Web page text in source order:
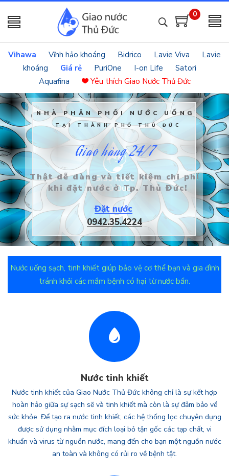
0
Vihawa Vĩnh hảo khoáng Bidrico Lavie Viva
Lavie
khoáng
Giá rẻ PuriOne I-on Life
Satori
Aquafina
Yêu thích Giao Nước Thủ Đức
NHÀ PHÂN PHỐI NƯỚC UỐNG
Giao hàng 24/7
Thật dễ dàng và tiết kiệm chi phí
Đặt nước
TẠI THÀNH PHỐ THỦ ĐỨC
0942.35.4224
khi đặt nước ở Tp. Thủ Đức!
Nước uống sạch, tinh khiết giúp bảo vệ cơ thể bạn và gia đình
tránh khỏi các mầm bệnh có hại từ nước bẩn.
Nước tinh khiết
Nước tinh khiết của Giao Nước Thủ Đức không chỉ là sự kết hợp
hoàn hảo giữa sự sạch sẽ và tinh khiết mà còn là sự đảm bảo về
sức khỏe. Để tạo ra nước tinh khiết, các hệ thống lọc chuyên dụng
được sử dụng nhằm mục đích loại bỏ tận gốc các tạp chất, vi
khuẩn và virus từ nguồn nước, mang đến cho bạn một nguồn nước
an toàn và không có rủi ro về bệnh tật.